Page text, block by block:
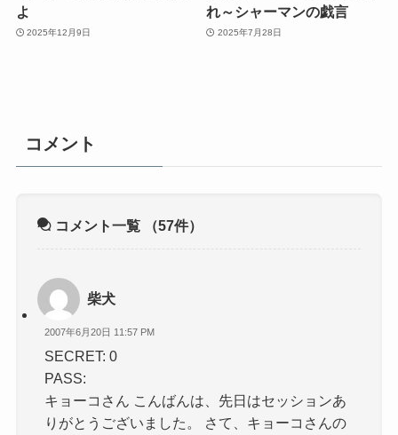
よ
2025年12月9日
れ～シャーマンの戯言
2025年7月28日
コメント
コメント一覧 （57件）
柴犬
2007年6月20日 11:57 PM
SECRET: 0
PASS:
キョーコさん こんばんは、先日はセッションあ
りがとうございました。 さて、キョーコさんの